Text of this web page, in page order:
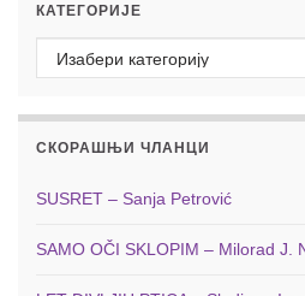
КАТЕГОРИЈЕ
Категорије
СКОРАШЊИ ЧЛАНЦИ
SUSRET – Sanja Petrović
SAMO OČI SKLOPIM – Milorad J.